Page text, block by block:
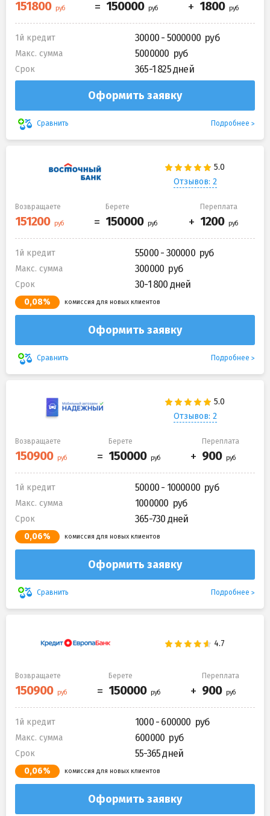
1й кредит 30000 - 5000000
Макс. сумма 5000000
Срок 365-1 825 дней
Оформить заявку
Сравнить Подробнее
Отзывов: 2
Возвращаете Берете Переплата
1й кредит 55000 - 300000
Макс. сумма 300000
Срок 30-1 800 дней
0,08% комиссия для новых клиентов
Оформить заявку
Сравнить Подробнее
Отзывов: 2
Возвращаете Берете Переплата
1й кредит 50000 - 1000000
Макс. сумма 1000000
Срок 365-730 дней
0,06% комиссия для новых клиентов
Оформить заявку
Сравнить Подробнее
Возвращаете Берете Переплата
1й кредит 1000 - 600000
Макс. сумма 600000
Срок 55-365 дней
0,06% комиссия для новых клиентов
Оформить заявку